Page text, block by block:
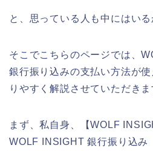
と、思っている人も中にはいる
そこでこちらのページでは、
銀行振り込みの支払い方法が
りやすく解説させていただきま
まず、私自身、【WOLF
WOLF INSIGHT 銀行振り込